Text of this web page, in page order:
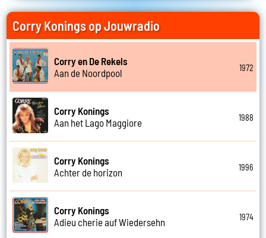
Corry Konings op Jouwradio
Corry en De Rekels
Aan de Noordpool
1972
Corry Konings
Aan het Lago Maggiore
1988
Corry Konings
Achter de horizon
1996
Corry Konings
Adieu cherie auf Wiedersehn
1974